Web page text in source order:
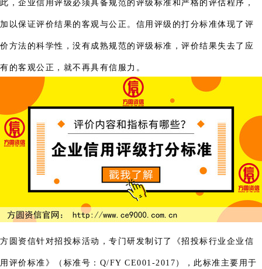
此，企业信用评级必须具备规范的评级标准和严格的评估程序，
加以保证评价结果的客观与公正。信用评级的打分标准体现了评
价方法的科学性，没有成熟规范的评级标准，评价结果失去了应
有的客观公正，就不再具有信服力。
方圆资信针对招投标活动，专门研发制订了《招投标行业企业信
用评价标准》（标准号：Q/FY CE001-2017），此标准主要用于